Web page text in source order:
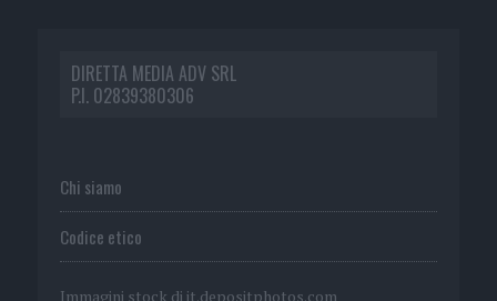
DIRETTA MEDIA ADV SRL
P.I. 02839380306
Chi siamo
Codice etico
Immagini stock di it.depositphotos.com